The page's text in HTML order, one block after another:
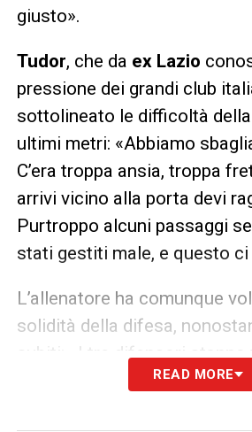
giusto».
Tudor, che da ex Lazio
pressione dei grandi club
sottolineato le difficoltà
ultimi metri: «Abbiamo
C’era troppa ansia, troppa
arrivi vicino alla porta devi
Purtroppo alcuni passaggi
stati gestiti male, e questo
L’allenatore ha comunque
solidità della difesa,
subiti: «I tre difensori stanno
Sono tra i migliori in campo.
READ MORE